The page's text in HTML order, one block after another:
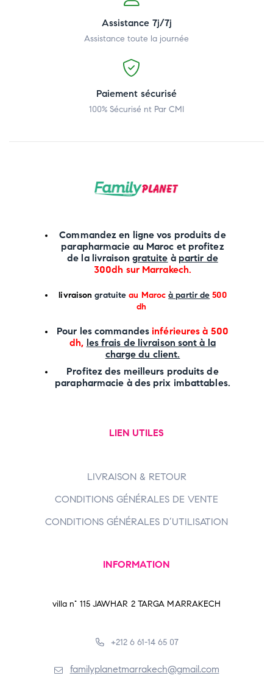
Assistance 7j/7j
Assistance toute la journée
Paiement sécurisé
100% Sécurisé nt Par CMI
Commandez en ligne vos produits de
parapharmacie au Maroc et profitez
de la livraison gratuite à partir de
300dh sur Marrakech.
livraison gratuite au Maroc à partir de 500
dh
Pour les commandesinférieures à 500
dh, les frais de livraison sont à la
charge du client.
Profitez des meilleurs produits de
parapharmacie à des prix imbattables.
LIEN UTILES
LIVRAISON & RETOUR
CONDITIONS GÉNÉRALES DE VENTE
CONDITIONS GÉNÉRALES D’UTILISATION
INFORMATION
villa n° 115 JAWHAR 2 TARGA MARRAKECH
+212 6 61-14 65 07
familyplanetmarrakech@gmail.com